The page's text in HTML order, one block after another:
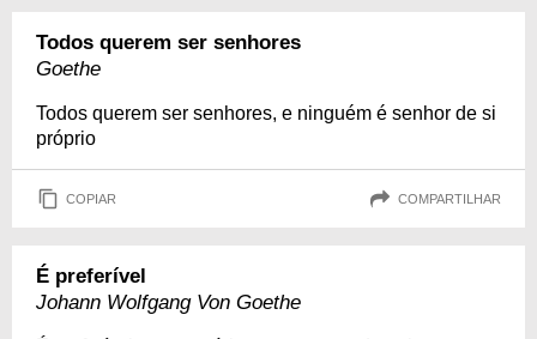
Todos querem ser senhores
Goethe
Todos querem ser senhores, e ninguém é senhor de si
próprio
COPIAR COMPARTILHAR
É preferível
Johann Wolfgang Von Goethe